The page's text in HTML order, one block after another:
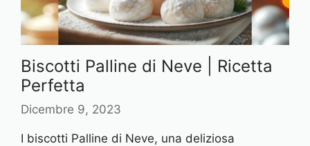
Biscotti Palline di Neve | Ricetta
Perfetta
Dicembre 9, 2023
I biscotti Palline di Neve, una deliziosa